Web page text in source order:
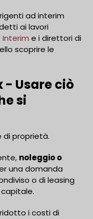
ad interim
ai lavori
Interim e i direttori di
scoprire le
- Usare ciò
si
di proprietà.
noleggio o
una domanda
o di leasing
i costi di